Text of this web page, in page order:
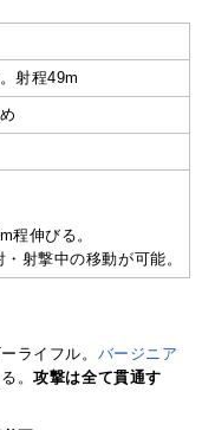
射程49m
程伸びる。
射撃中の移動が可能。
ライフル。 バージニア
。攻撃は全て貫通す